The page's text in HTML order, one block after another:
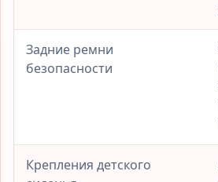
Задние ремни
безопасности
Крепления детского